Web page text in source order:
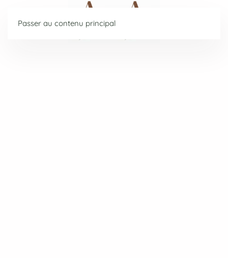
Passer au contenu principal